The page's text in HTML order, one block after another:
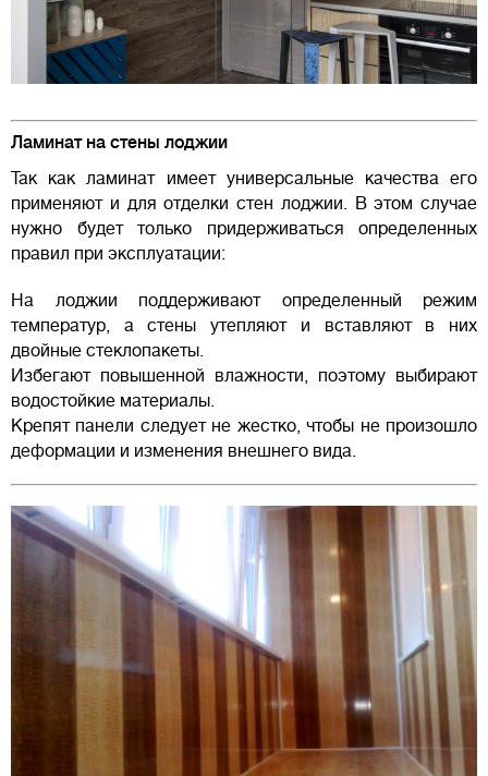
Ламинат на стены лоджии
Так как ламинат имеет универсальные качества его
применяют и для отделки стен лоджии. В этом случае
нужно будет только придерживаться определенных
правил при эксплуатации:
На лоджии поддерживают определенный режим
температур, а стены утепляют и вставляют в них
двойные стеклопакеты.
Избегают повышенной влажности, поэтому выбирают
водостойкие материалы.
Крепят панели следует не жестко, чтобы не произошло
деформации и изменения внешнего вида.